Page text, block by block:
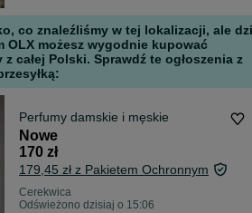
co znaleźliśmy w tej lokalizacji, ale
OLX możesz wygodnie kupować
z całej Polski. Sprawdź te ogłoszenia z
Perfumy damskie i męskie
Nowe
170 zł
179,45 zł z Pakietem Ochronnym
Cerekwica
Odświeżono dzisiaj o 15:06